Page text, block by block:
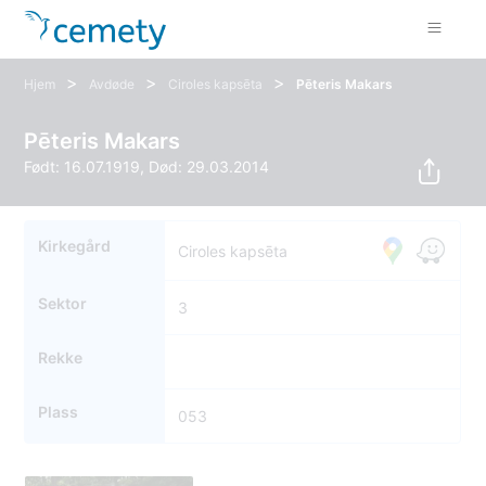
Hjem > Avdøde > Ciroles kapsēta > Pēteris Makars
Pēteris Makars
Født: 16.07.1919, Død: 29.03.2014
Kirkegård Ciroles kapsēta
Sektor 3
Rekke
Plass 053